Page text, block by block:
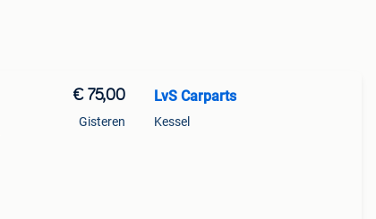
€ 75,00
Gisteren
LvS Carparts
Kessel